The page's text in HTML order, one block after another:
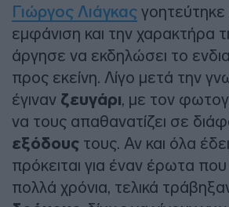
Γιώργος Λιάγκας
εμφάνιση και την χαρακτήρα
άργησε να εκδηλώσει το
προς εκείνη. Λίγο μετά την
έγιναν ζευγάρι , με τον
να τους απαθανατίζει σε
εξόδους τους. Αν και όλα
πρόκειται για έναν έρωτα
πολλά χρόνια, τελικά